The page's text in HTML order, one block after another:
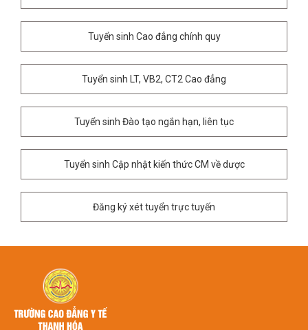
Tuyển sinh Cao đẳng chính quy
Tuyển sinh LT, VB2, CT2 Cao đẳng
Tuyển sinh Đào tạo ngắn hạn, liên tục
Tuyển sinh Cập nhật kiến thức CM về dược
Đăng ký xét tuyển trực tuyến